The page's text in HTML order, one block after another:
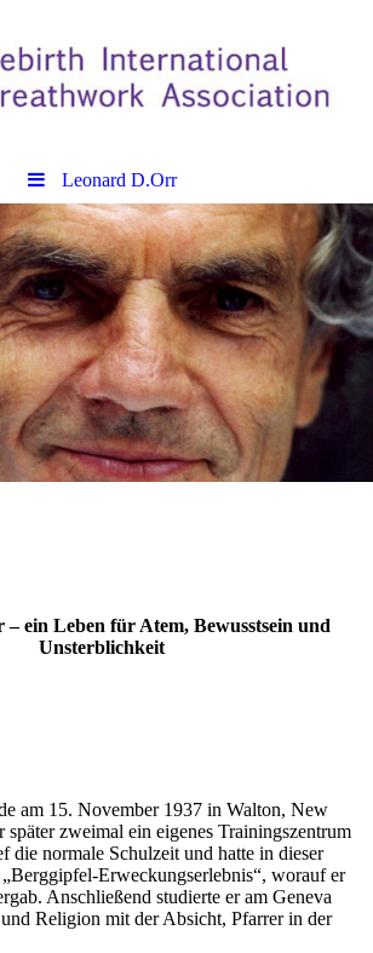
Leonard D.Orr
ein Leben für Atem, Bewusstsein und
Unsterblichkeit
am 15. November 1937 in Walton, New
zweimal ein eigenes Trainingszentrum
die normale Schulzeit und hatte in dieser
„Berggipfel-Erweckungserlebnis“, worauf er
Anschließend studierte er am Geneva
Religion mit der Absicht, Pfarrer in der